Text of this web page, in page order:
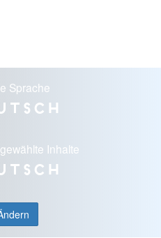
Sprache
Inhalte